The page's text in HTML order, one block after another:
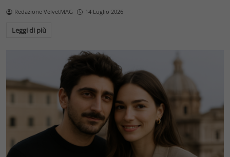
Redazione VelvetMAG 14 Luglio 2026
Leggi di più